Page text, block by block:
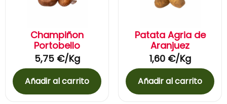
Champiñon
Portobello
5,75 €/Kg
Añadir al carrito
Patata Agria de
Aranjuez
1,60 €/Kg
Añadir al carrito